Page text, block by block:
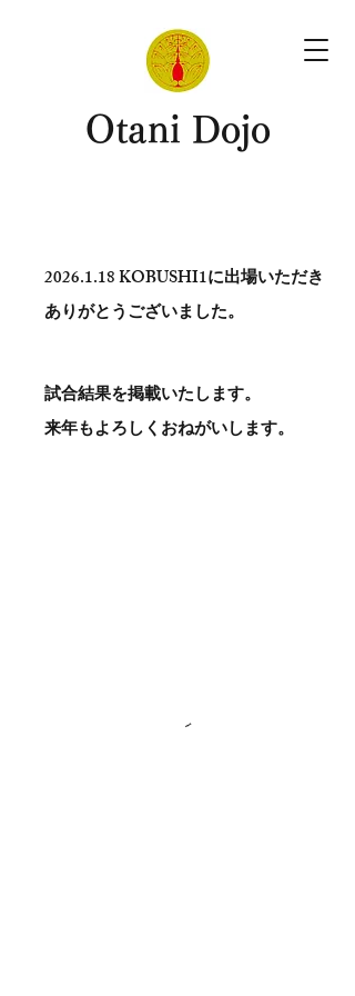
​Otani Dojo
2026.1.18KOBUSHI1に出場いただき
ありがとう​ございました。
試合結果を掲載いたします。
​来年もよろしくおねがいします。